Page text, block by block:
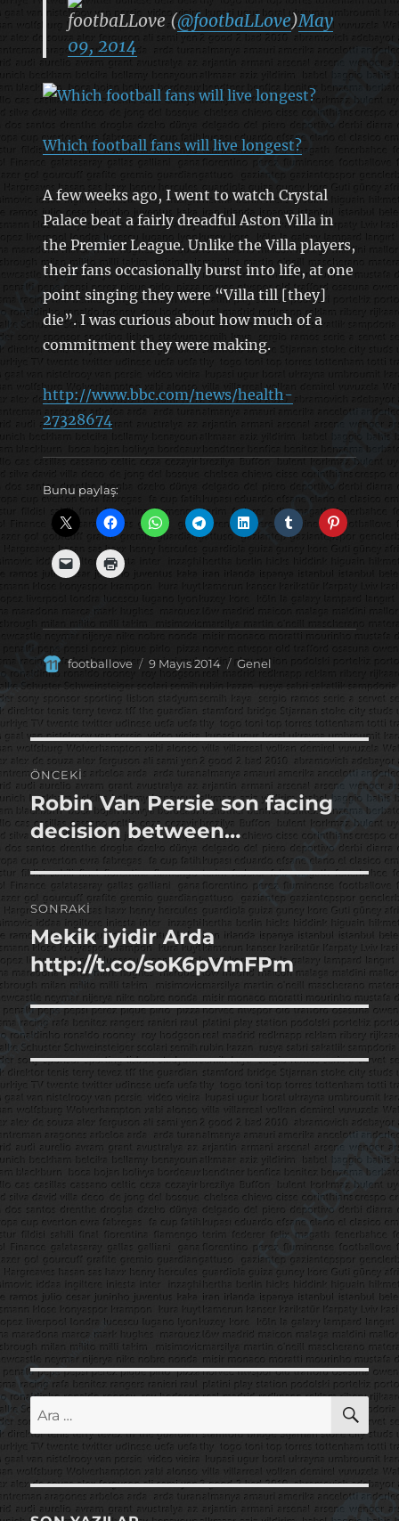
footbaLLove (@footbaLLove)May
09, 2014
Which football fans will live longest?
A few weeks ago, I went to watch Crystal
Palace beat a fairly dreadful Aston Villa in
the Premier League. Unlike the Villa players,
their fans occasionally burst into life, at one
point singing they were “Villa till [they]
die”. I was curious about how much of a
commitment they were making.
http://www.bbc.com/news/health-
27328674
Bunu paylaş:
Yazar
footballove
Yayın
tarihi
9 Mayıs 2014 Kategoriler
Genel
Yazı
gezinmesi
ÖNCEKI
Önceki
yazı:
Robin Van Persie son facing
decision between…
SONRAKI
Sonraki
yazı:
Mekik iyidir Arda
http://t.co/soK6pVmFPm
Ara: